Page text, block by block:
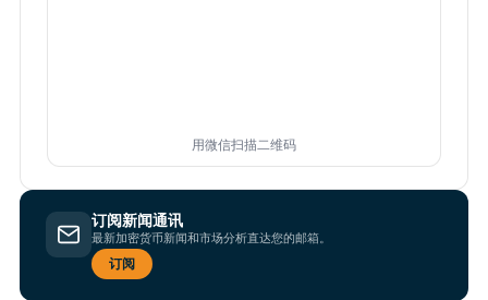
用微信扫描二维码
订阅新闻通讯
最新加密货币新闻和市场分析直达您的邮箱。
订阅